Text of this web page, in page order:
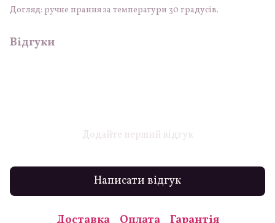
Догляд: ручне прання за температури 30 градусів.
Відгуки
Додайте перший відгук
Написати відгук